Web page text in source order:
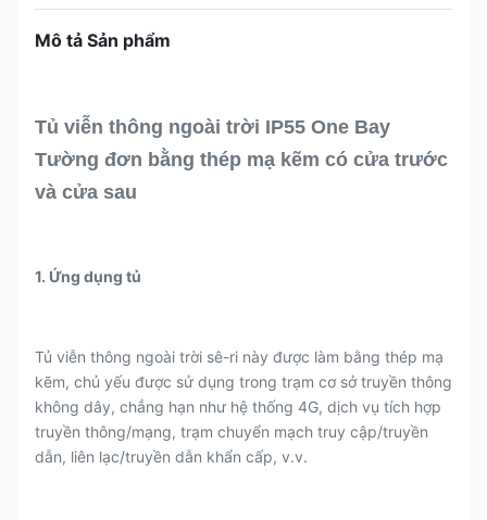
Mô tả Sản phẩm
Tủ viễn thông ngoài trời IP55 One Bay
Tường đơn bằng thép mạ kẽm có cửa trước
và cửa sau
1. Ứng dụng tủ
Tủ viễn thông ngoài trời sê-ri này được làm bằng thép mạ
kẽm, chủ yếu được sử dụng trong trạm cơ sở truyền thông
không dây, chẳng hạn như hệ thống 4G, dịch vụ tích hợp
truyền thông/mạng, trạm chuyển mạch truy cập/truyền
dẫn, liên lạc/truyền dẫn khẩn cấp, v.v.